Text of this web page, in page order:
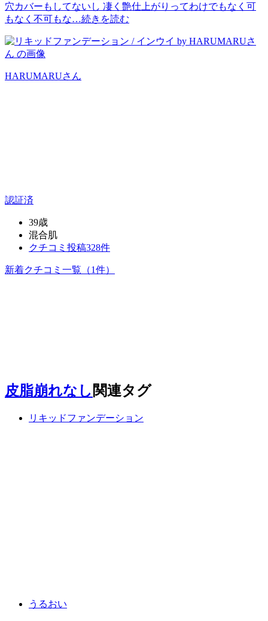
穴カバーもしてないし 凄く艶仕上がりってわけでもなく可
もなく不可もな…続きを読む
HARUMARUさん
認証済
39歳
混合肌
クチコミ投稿328件
新着クチコミ一覧 （1件）
皮脂崩れなし 関連タグ
リキッドファンデーション
うるおい